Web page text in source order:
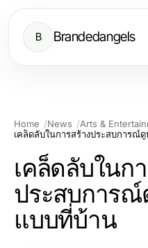
B Brandedangels
Home News
Arts &
เคล็ดลับในก
ประสบการ
แบบที่บ้าน